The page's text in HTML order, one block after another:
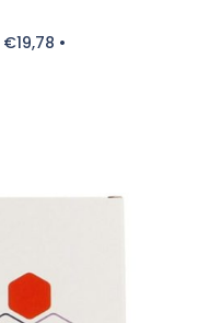
€19,78 •